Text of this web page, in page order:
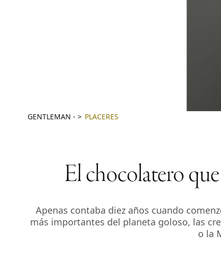
GENTLEMAN - PLACERES
El chocolatero
Apenas contaba diez años cuando
más importantes del planeta goloso, las
o la